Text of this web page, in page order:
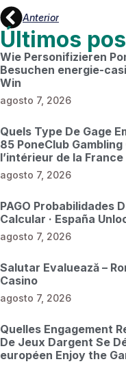
Anterior
Últimos
Wie Personifizieren
Besuchen energie-
Win
agosto 7, 2026
Quels Type De Gage
85 PoneClub
l’intérieur de la
agosto 7, 2026
PAGO Probabilidades
Calcular · España
agosto 7, 2026
Salutar Evaluează –
Casino
agosto 7, 2026
Quelles Engagement
De Jeux Dargent Se
européen Enjoy the